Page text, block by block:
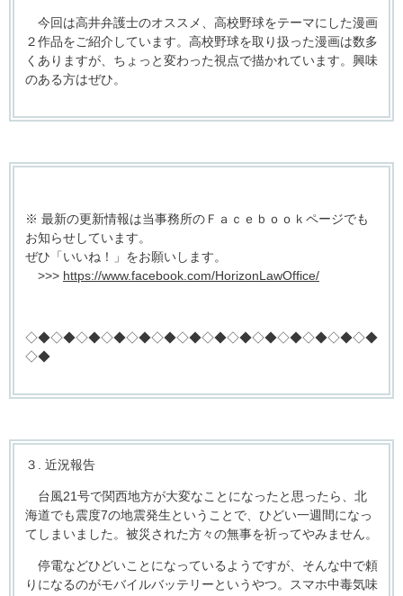
今回は高井弁護士のオススメ、高校野球をテーマにした漫画
２作品をご紹介しています。高校野球を取り扱った漫画は数多
くありますが、ちょっと変わった視点で描かれています。興味
のある方はぜひ。
※ 最新の更新情報は当事務所のＦａｃｅｂｏｏｋページでも
お知らせしています。
ぜひ「いいね！」をお願いします。
>>> https://www.facebook.com/HorizonLawOffice/
◇◆◇◆◇◆◇◆◇◆◇◆◇◆◇◆◇◆◇◆◇◆◇◆◇◆◇◆
◇◆
３. 近況報告
台風21号で関西地方が大変なことになったと思ったら、北
海道でも震度7の地震発生ということで、ひどい一週間になっ
てしまいました。被災された方々の無事を祈ってやみません。
停電などひどいことになっているようですが、そんな中で頼
りになるのがモバイルバッテリーというやつ。スマホ中毒気味